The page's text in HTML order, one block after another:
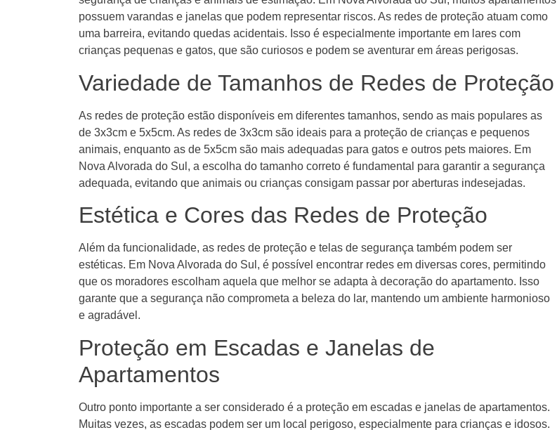
possuem varandas e janelas que podem representar riscos. As redes de proteção atuam como
uma barreira, evitando quedas acidentais. Isso é especialmente importante em lares com
crianças pequenas e gatos, que são curiosos e podem se aventurar em áreas perigosas.
Variedade de Tamanhos de Redes de Proteção
As redes de proteção estão disponíveis em diferentes tamanhos, sendo as mais populares as
de 3x3cm e 5x5cm. As redes de 3x3cm são ideais para a proteção de crianças e pequenos
animais, enquanto as de 5x5cm são mais adequadas para gatos e outros pets maiores. Em
Nova Alvorada do Sul, a escolha do tamanho correto é fundamental para garantir a segurança
adequada, evitando que animais ou crianças consigam passar por aberturas indesejadas.
Estética e Cores das Redes de Proteção
Além da funcionalidade, as redes de proteção e telas de segurança também podem ser
estéticas. Em Nova Alvorada do Sul, é possível encontrar redes em diversas cores, permitindo
que os moradores escolham aquela que melhor se adapta à decoração do apartamento. Isso
garante que a segurança não comprometa a beleza do lar, mantendo um ambiente harmonioso
e agradável.
Proteção em Escadas e Janelas de
Apartamentos
Outro ponto importante a ser considerado é a proteção em escadas e janelas de apartamentos.
Muitas vezes, as escadas podem ser um local perigoso, especialmente para crianças e idosos.